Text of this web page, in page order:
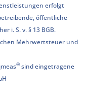
erfolgt
öffentliche
i. S. v. § 13 BGB.
Mehrwertsteuer und
®sind eingetragene